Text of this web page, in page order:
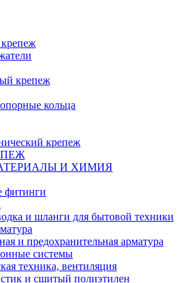
крепеж
кольца
крепеж
И ХИМИЯ
фитинги
и шланги для бытовой техники
и предохранительная арматура
системы
техника, вентиляция
и сшитый полиэтилен